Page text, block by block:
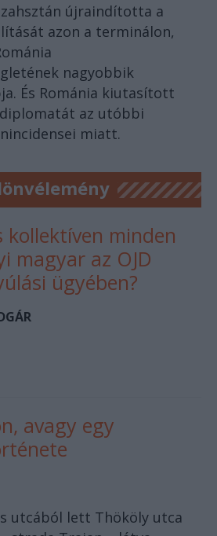
újraindította a
azon a terminálon,
nagyobbik
És Románia kiutasított
az utóbbi
miatt.
kollektíven minden
magyar az OJD
ügyében?
avagy egy
utcából lett Thököly utca